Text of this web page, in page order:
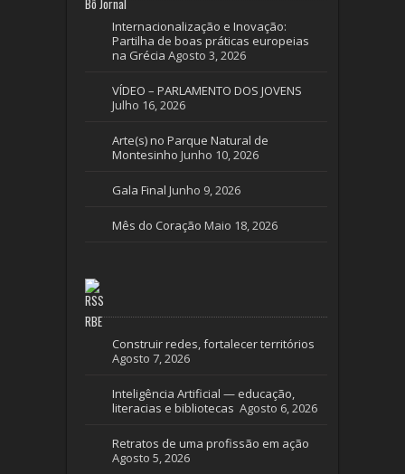
Bô Jornal
Internacionalização e Inovação:
Partilha de boas práticas europeias
na Grécia Agosto 3, 2026
VÍDEO – PARLAMENTO DOS JOVENS
Julho 16, 2026
Arte(s) no Parque Natural de
Montesinho Junho 10, 2026
Gala Final Junho 9, 2026
Mês do Coração Maio 18, 2026
RBE
Construir redes, fortalecer territórios
Agosto 7, 2026
Inteligência Artificial — educação,
literacias e bibliotecas Agosto 6, 2026
Retratos de uma profissão em ação
Agosto 5, 2026